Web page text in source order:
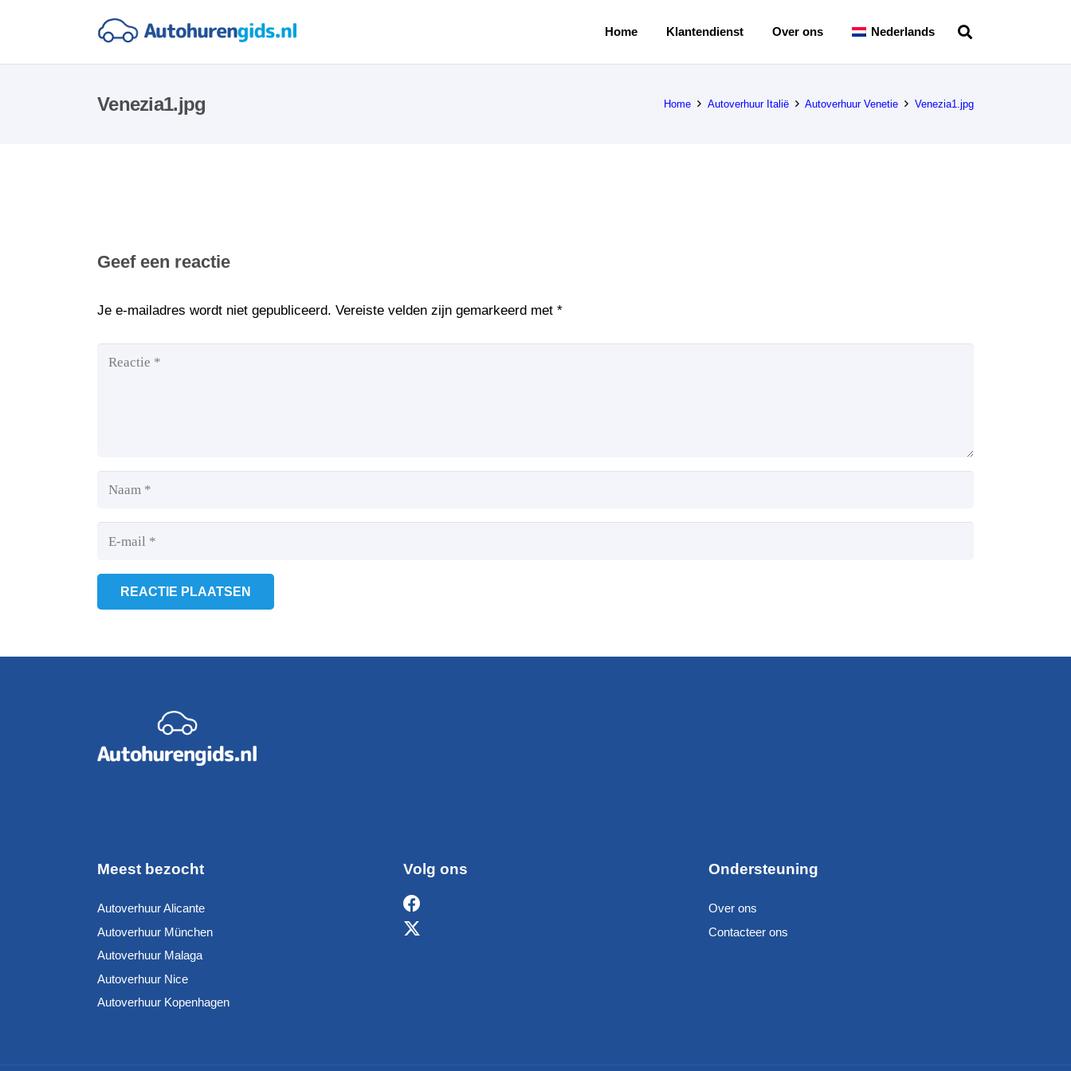
Home Klantendienst Over ons Nederlands
Venezia1.jpg Home Autoverhuur Italië Autoverhuur Venetie Venezia1.jpg
Geef een reactie
Je e-mailadres wordt niet gepubliceerd. Vereiste velden zijn gemarkeerd met *
REACTIE PLAATSEN
Meest bezocht
Autoverhuur Alicante
Autoverhuur München
Autoverhuur Malaga
Autoverhuur Nice
Autoverhuur Kopenhagen
Volg ons Ondersteuning
Over ons
Contacteer ons